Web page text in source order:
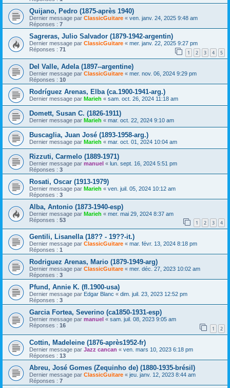
Quijano, Pedro (1875-après 1940)
Dernier message par ClassicGuitare « ven. janv. 24, 2025 9:48 am
Réponses : 7
Sagreras, Julio Salvador (1879-1942-argentin)
Dernier message par ClassicGuitare « mer. janv. 22, 2025 9:27 pm
Réponses : 71 1 2 3 4 5
Del Valle, Adela (1897--argentine)
Dernier message par ClassicGuitare « mer. nov. 06, 2024 9:29 pm
Réponses : 10
Rodríguez Arenas, Elba (ca.1900-1941-arg.)
Dernier message par Marieh « sam. oct. 26, 2024 11:18 am
Domett, Susan C. (1826-1911)
Dernier message par Marieh « mar. oct. 22, 2024 9:10 am
Buscaglia, Juan José (1893-1958-arg.)
Dernier message par Marieh « mar. oct. 01, 2024 10:04 am
Rizzuti, Carmelo (1889-1971)
Dernier message par manuel « lun. sept. 16, 2024 5:51 pm
Réponses : 3
Rosati, Oscar (1913-1979)
Dernier message par Marieh « ven. juil. 05, 2024 10:12 am
Réponses : 3
Alba, Antonio (1873-1940-esp)
Dernier message par Marieh « mer. mai 29, 2024 8:37 am
Réponses : 53 1 2 3 4
Gentili, Lisanella (18?? - 19??-it.)
Dernier message par ClassicGuitare « mar. févr. 13, 2024 8:18 pm
Réponses : 1
Rodriguez Arenas, Mario (1879-1949-arg)
Dernier message par ClassicGuitare « mer. déc. 27, 2023 10:02 am
Réponses : 3
Pfund, Annie K. (fl.1900-usa)
Dernier message par Edgar Blanc « dim. juil. 23, 2023 12:52 pm
Réponses : 3
Garcia Fortea, Severino (ca1850-1931-esp)
Dernier message par manuel « sam. juil. 08, 2023 9:05 am
Réponses : 16 1 2
Cottin, Madeleine (1876-après1952-fr)
Dernier message par Jazz cancan « ven. mars 10, 2023 6:18 pm
Réponses : 13
Abreu, José Gomes (Zequinho de) (1880-1935-brésil)
Dernier message par ClassicGuitare « jeu. janv. 12, 2023 8:44 am
Réponses : 7